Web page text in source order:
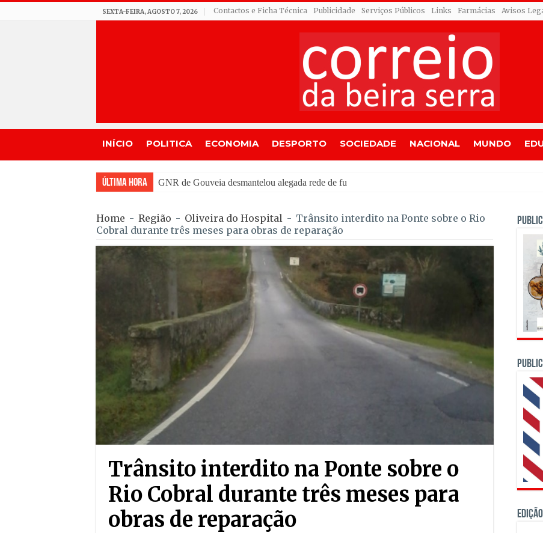
SEXTA-FEIRA, AGOSTO 7, 2026 Contactos e Ficha Técnica Publicidade Serviços Públicos Links Farmácias Avisos
INÍCIO POLITICA ECONOMIA DESPORTO SOCIEDADE NACIONAL MUNDO
Última Hora GNR de Gouveia desmantelou alegada rede de furtos de cobre; quatro arguidos ficaram
Home - Região - Oliveira do Hospital - Trânsito interdito na Ponte sobre o Rio
Cobral durante três meses para obras de reparação
Trânsito interdito na Ponte sobre o
Rio Cobral durante três meses para
obras de reparação